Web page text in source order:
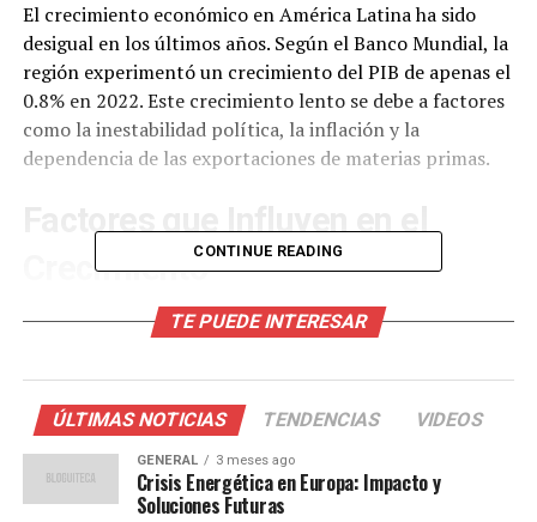
El crecimiento económico en América Latina ha sido
desigual en los últimos años. Según el Banco Mundial, la
región experimentó un crecimiento del PIB de apenas el
0.8% en 2022. Este crecimiento lento se debe a factores
como la inestabilidad política, la inflación y la
dependencia de las exportaciones de materias primas.
Factores que Influyen en el
Crecimiento
La economía de América Latina está profundamente
Brasil y Chile dependen en gran medida de las
exportaciones de productos básicos como el petróleo y
el cobre. Sin embargo, esta dependencia crea
vulnerabilidades frente a las fluctuaciones del mercado
global.
CONTINUE READING
TE PUEDE INTERESAR
ÚLTIMAS NOTICIAS TENDENCIAS VIDEOS
GENERAL 3 meses ago
Crisis Energética en Europa: Impacto y
Soluciones Futuras